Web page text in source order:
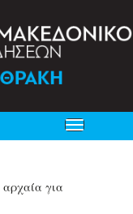
Toggle
navigation
για